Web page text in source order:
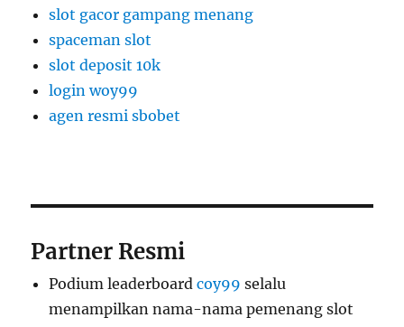
slot gacor gampang menang
spaceman slot
slot deposit 10k
login woy99
agen resmi sbobet
Partner Resmi
Podium leaderboardcoy99 selalu
menampilkan nama-nama pemenang slot